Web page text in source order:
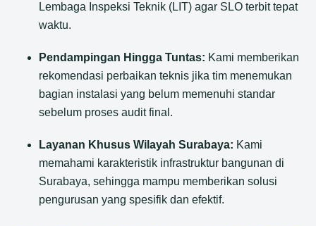
Lembaga Inspeksi Teknik (LIT) agar SLO terbit tepat
waktu.
Pendampingan Hingga Tuntas: Kami memberikan
rekomendasi perbaikan teknis jika tim menemukan
bagian instalasi yang belum memenuhi standar
sebelum proses audit final.
Layanan Khusus Wilayah Surabaya: Kami
memahami karakteristik infrastruktur bangunan di
Surabaya, sehingga mampu memberikan solusi
pengurusan yang spesifik dan efektif.